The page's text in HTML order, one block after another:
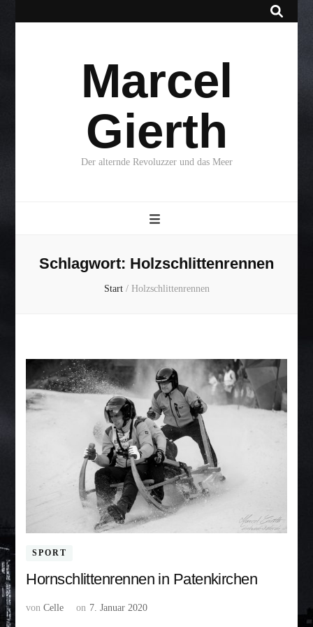
Marcel
Gierth
Der alternde Revoluzzer und das Meer
Schlagwort: Holzschlittenrennen
Start / Holzschlittenrennen
SPORT
Hornschlittenrennen in Patenkirchen
vonCelle on 7. Januar 2020